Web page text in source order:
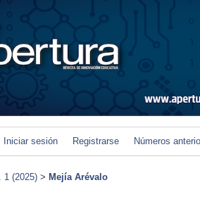
Iniciar sesión Registrarse Números
1 (2025) > Mejía Arévalo